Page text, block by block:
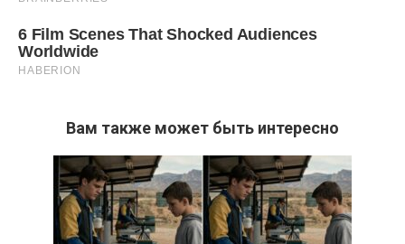
Вам также может быть интересно